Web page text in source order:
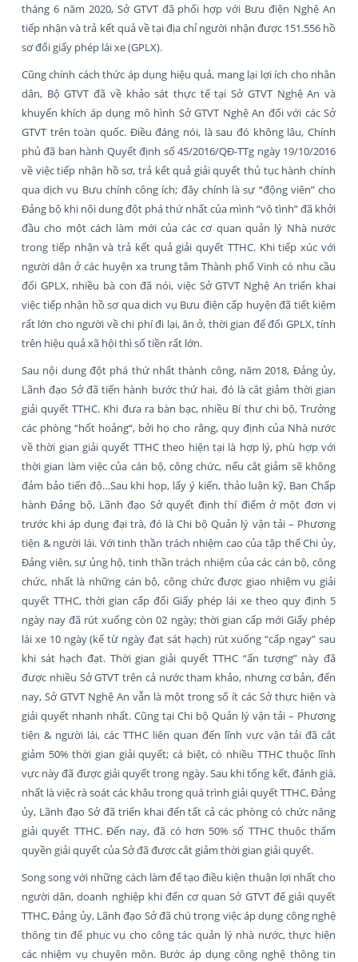
tháng 6 năm 2020, Sở GTVT đã phối hợp với Bưu điện Nghệ An
tiếp nhận và trả kết quả về tại địa chỉ người nhận được 151.556 hồ
sơ đổi giấy phép lái xe (GPLX).
Cũng chính cách thức áp dụng hiệu quả, mang lại lợi ích cho nhân
dân, Bộ GTVT đã về khảo sát thực tế tại Sở GTVT Nghệ An và
khuyến khích áp dụng mô hình Sở GTVT Nghệ An đối với các Sở
GTVT trên toàn quốc. Điều đáng nói, là sau đó không lâu, Chính
phủ đã ban hành Quyết định số 45/2016/QĐ-TTg ngày 19/10/2016
về việc tiếp nhận hồ sơ, trả kết quả giải quyết thủ tục hành chính
qua dịch vụ Bưu chính công ích; đây chính là sự “động viên” cho
Đảng bộ khi nội dung đột phá thứ nhất của mình “vô tình” đã khởi
đầu cho một cách làm mới của các cơ quan quản lý Nhà nước
trong tiếp nhận và trả kết quả giải quyết TTHC. Khi tiếp xúc với
người dân ở các huyện xa trung tâm Thành phố Vinh có nhu cầu
đổi GPLX, nhiều bà con đã nói, việc Sở GTVT Nghệ An triển khai
việc tiếp nhận hồ sơ qua dịch vụ Bưu điện cấp huyện đã tiết kiệm
rất lớn cho người về chi phí đi lại, ăn ở, thời gian để đổi GPLX, tính
trên hiệu quả xã hội thì số tiền rất lớn.
Sau nội dung đột phá thứ nhất thành công, năm 2018, Đảng ủy,
Lãnh đạo Sở đã tiến hành bước thứ hai, đó là cắt giảm thời gian
giải quyết TTHC. Khi đưa ra bàn bạc, nhiều Bí thư chi bộ, Trưởng
các phòng “hốt hoảng“, bởi họ cho rằng, quy định của Nhà nước
về thời gian giải quyết TTHC theo hiện tại là hợp lý, phù hợp với
thời gian làm việc của cán bộ, công chức, nếu cắt giảm sẽ không
đảm bảo tiến độ…Sau khi họp, lấy ý kiến, thảo luận kỹ, Ban Chấp
hành Đảng bộ, Lãnh đạo Sở quyết định thí điểm ở một đơn vị
trước khi áp dụng đại trà, đó là Chi bộ Quản lý vận tải – Phương
tiện & người lái. Với tinh thần trách nhiệm cao của tập thể Chi ủy,
Đảng viên, sự ủng hộ, tinh thần trách nhiệm của các cán bộ, công
chức, nhất là những cán bộ, công chức được giao nhiệm vụ giải
quyết TTHC, thời gian cấp đổi Giấy phép lái xe theo quy định 5
ngày nay đã rút xuống còn 02 ngày; thời gian cấp mới Giấy phép
lái xe 10 ngày (kể từ ngày đạt sát hạch) rút xuống “cấp ngay” sau
khi sát hạch đạt. Thời gian giải quyết TTHC “ấn tượng” này đã
được nhiều Sở GTVT trên cả nước tham khảo, nhưng cơ bản, đến
nay, Sở GTVT Nghệ An vẫn là một trong số ít các Sở thực hiện và
giải quyết nhanh nhất. Cũng tại Chi bộ Quản lý vận tải – Phương
tiện & người lái, các TTHC liên quan đến lĩnh vực vận tải đã cắt
giảm 50% thời gian giải quyết; cá biệt, có nhiều TTHC thuộc lĩnh
vực này đã được giải quyết trong ngày. Sau khi tổng kết, đánh giá,
nhất là việc rà soát các khâu trong quá trình giải quyết TTHC, Đảng
ủy, Lãnh đạo Sở đã triển khai đến tất cả các phòng có chức năng
giải quyết TTHC. Đến nay, đã có hơn 50% số TTHC thuộc thẩm
quyền giải quyết của Sở đã được cắt giảm thời gian giải quyết.
Song song với những cách làm để tạo điều kiện thuận lợi nhất cho
người dân, doanh nghiệp khi đến cơ quan Sở GTVT để giải quyết
TTHC, Đảng ủy, Lãnh đạo Sở đã chú trọng việc áp dụng công nghệ
thông tin để phục vụ cho công tác quản lý nhà nước, thực hiện
các nhiệm vụ chuyên môn. Bước áp dụng công nghệ thông tin